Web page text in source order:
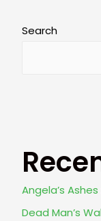
Search
Angela’s
Dead Man’s